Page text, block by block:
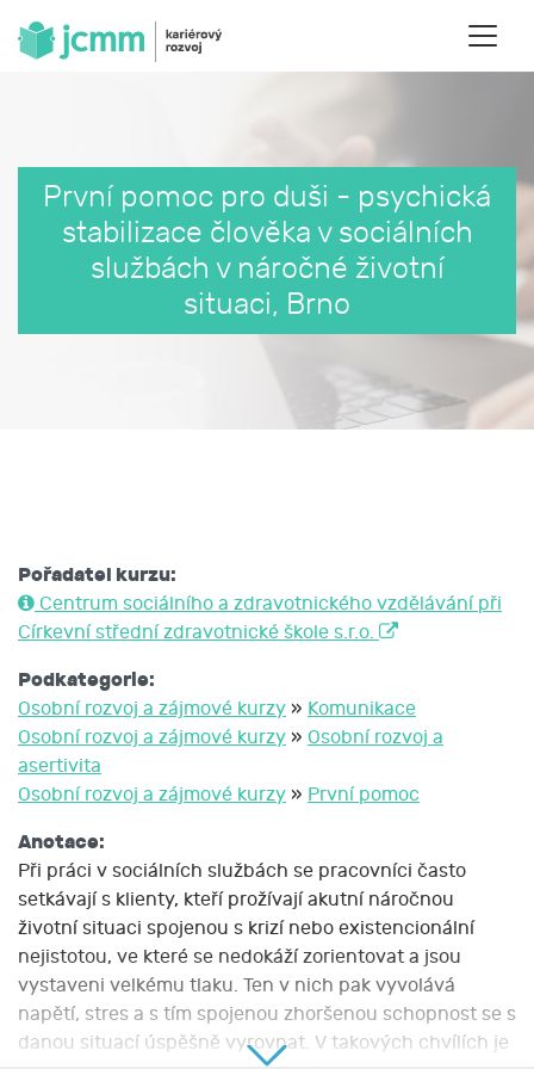
První pomoc pro duši - psychická
stabilizace člověka v sociálních
službách v náročné životní
situaci, Brno
Pořadatel kurzu:
Centrum sociálního a zdravotnického vzdělávání při
Církevní střední zdravotnické škole s.r.o.
Podkategorie:
Osobní rozvoj a zájmové kurzy » Komunikace
Osobní rozvoj a zájmové kurzy » Osobní rozvoj a
asertivita
Osobní rozvoj a zájmové kurzy » První pomoc
Anotace:
Při práci v sociálních službách se pracovníci často
setkávají s klienty, kteří prožívají akutní náročnou
životní situaci spojenou s krizí nebo existencionální
nejistotou, ve které se nedokáží zorientovat a jsou
vystaveni velkému tlaku. Ten v nich pak vyvolává
napětí, stres a s tím spojenou zhoršenou schopnost se s
danou situací úspěšně vyrovnat. V takových chvílích je